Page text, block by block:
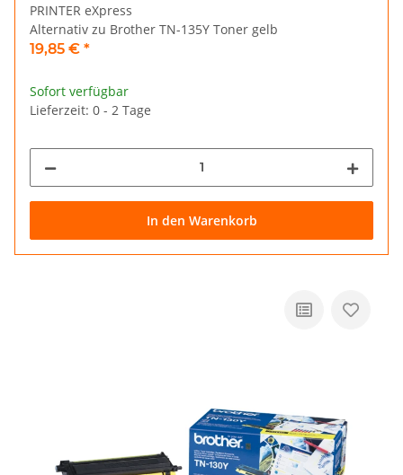
PRINTER eXpress
Alternativ zu Brother TN-135Y Toner gelb
19,85 € *
Sofort verfügbar
Lieferzeit: 0 - 2 Tage
In den Warenkorb